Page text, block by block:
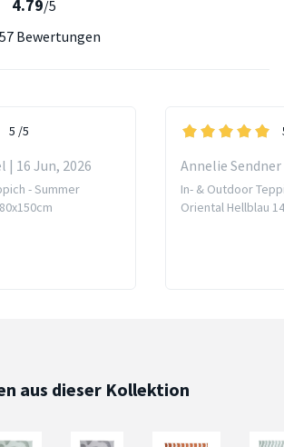
4.79/5
57 Bewertungen
5 /5
| 16 Jun, 2026
- Summer
Annelie Sendner
In- & Outdoor
Oriental Hellblau
aus dieser Kollektion